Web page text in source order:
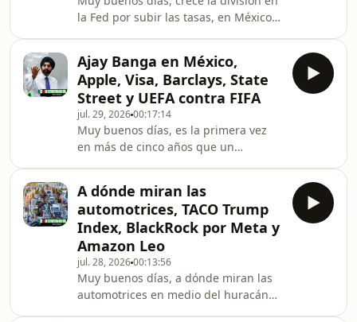
[Presentado por Novartis] ¿Cómo
pueden la innovación y la IA
transform
la Fed por subir las tasas, en México,
auto eléctrico en el país, en la moda y
belleza, el número 20 le queda bien a
unas empresas y otras no tanto.
Hablamos de Kering, de Gucci, L’Oréal
y de Esteé Lauder. Y siguiendo con la
novela de la FIFA, Europa ahora
advierte posibles riesgos antimono
Ajay Banga en México,
Apple, Visa, Barclays, State
Street y UEFA contra FIFA
jul. 29, 202600:17:14
Muy buenos días, es la primera vez
en más de cinco años que un
Apple entró por un breve momento al
club de los cinco billones de dólares,
Barclays se distancia de la fiesta de
ganancias de los bancos y Visa da un
anuncio agridulce. State Street
compra el servicio de custodia de
Santander en México, lo explicamos. Y
para que no
A dónde miran las
automotrices, TACO Trump
Index, BlackRock por Meta y
Amazon Leo
jul. 28, 202600:13:56
Muy buenos días, a dónde miran las
automotrices en medio del huracán